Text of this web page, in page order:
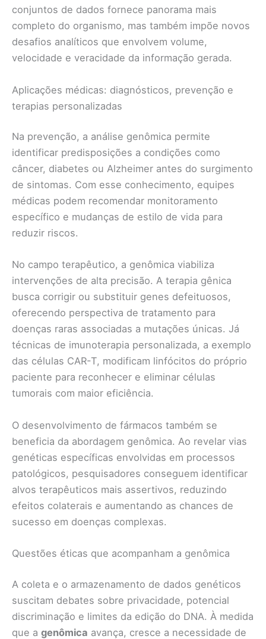
conjuntos de dados fornece panorama mais
completo do organismo, mas também impõe novos
desafios analíticos que envolvem volume,
velocidade e veracidade da informação gerada.
Aplicações médicas: diagnósticos, prevenção e
terapias personalizadas
Na prevenção, a análise genômica permite
identificar predisposições a condições como
câncer, diabetes ou Alzheimer antes do surgimento
de sintomas. Com esse conhecimento, equipes
médicas podem recomendar monitoramento
específico e mudanças de estilo de vida para
reduzir riscos.
No campo terapêutico, a genômica viabiliza
intervenções de alta precisão. A terapia gênica
busca corrigir ou substituir genes defeituosos,
oferecendo perspectiva de tratamento para
doenças raras associadas a mutações únicas. Já
técnicas de imunoterapia personalizada, a exemplo
das células CAR-T, modificam linfócitos do próprio
paciente para reconhecer e eliminar células
tumorais com maior eficiência.
O desenvolvimento de fármacos também se
beneficia da abordagem genômica. Ao revelar vias
genéticas específicas envolvidas em processos
patológicos, pesquisadores conseguem identificar
alvos terapêuticos mais assertivos, reduzindo
efeitos colaterais e aumentando as chances de
sucesso em doenças complexas.
Questões éticas que acompanham a genômica
A coleta e o armazenamento de dados genéticos
suscitam debates sobre privacidade, potencial
discriminação e limites da edição do DNA. À medida
que a genômica avança, cresce a necessidade de